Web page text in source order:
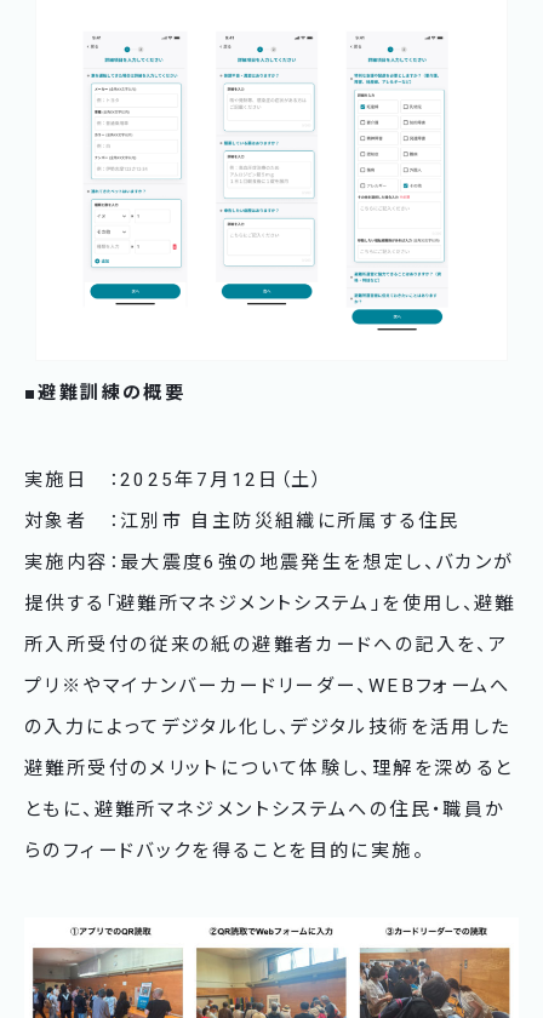
■避難訓練の概要
実施日 ：2025年7月12日（土）
対象者 ：江別市 自主防災組織に所属する住民
実施内容：最大震度6強の地震発生を想定し、バカンが
提供する「避難所マネジメントシステム」を使用し、避難
所入所受付の従来の紙の避難者カードへの記入を、ア
プリ※やマイナンバーカードリーダー、WEBフォームへ
の入力によってデジタル化し、デジタル技術を活用した
避難所受付のメリットについて体験し、理解を深めると
ともに、避難所マネジメントシステムへの住民・職員か
らのフィードバックを得ることを目的に実施。